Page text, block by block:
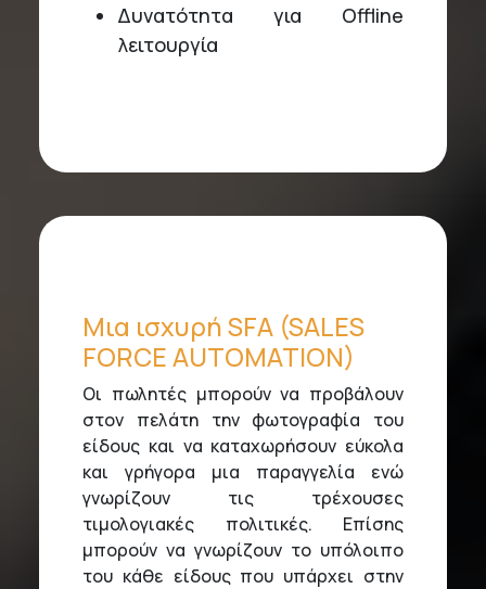
Δυνατότητα για Offline
λειτουργία
Μια ισχυρή SFA (SALES
FORCE AUTOMATION)
Οι πωλητές μπορούν να προβάλουν
στον πελάτη την φωτογραφία του
είδους και να καταχωρήσουν εύκολα
και γρήγορα μια παραγγελία ενώ
γνωρίζουν τις τρέχουσες
τιμολογιακές πολιτικές. Επίσης
μπορούν να γνωρίζουν το υπόλοιπο
του κάθε είδους που υπάρχει στην